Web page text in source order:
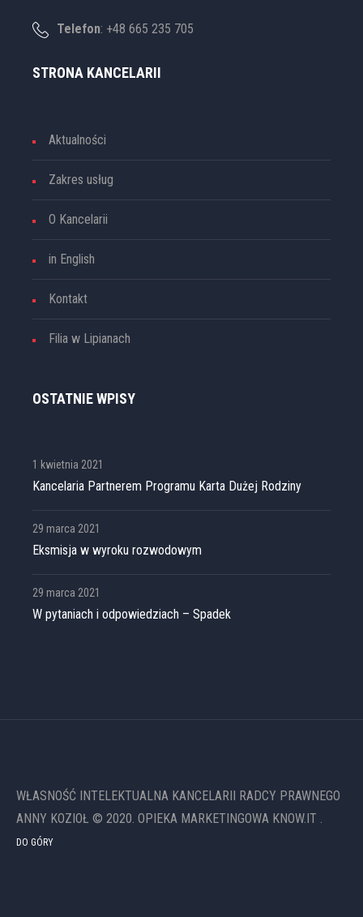
Telefon: +48 665 235 705
STRONA KANCELARII
Aktualności
Zakres usług
O Kancelarii
in English
Kontakt
Filia w Lipianach
OSTATNIE WPISY
Kancelaria Partnerem Programu Karta Dużej Rodziny
1 kwietnia 2021
Eksmisja w wyroku rozwodowym
29 marca 2021
W pytaniach i odpowiedziach – Spadek
29 marca 2021
WŁASNOŚĆ INTELEKTUALNA KANCELARII RADCY PRAWNEGO
ANNY KOZIOŁ © 2020. OPIEKA MARKETINGOWA KNOW.IT .
DO GÓRY